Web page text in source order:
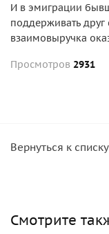
И в эмиграции
поддерживать друг
взаимовыручка
Просмотров 2931
Вернуться к списку
Смотрите